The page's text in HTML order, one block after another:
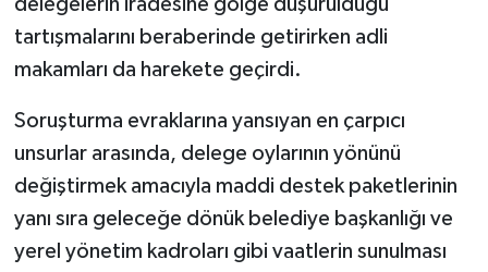
delegelerin iradesine gölge düşürüldüğü
tartışmalarını beraberinde getirirken adli
makamları da harekete geçirdi.
Soruşturma evraklarına yansıyan en çarpıcı
unsurlar arasında, delege oylarının yönünü
değiştirmek amacıyla maddi destek paketlerinin
yanı sıra geleceğe dönük belediye başkanlığı ve
yerel yönetim kadroları gibi vaatlerin sunulması